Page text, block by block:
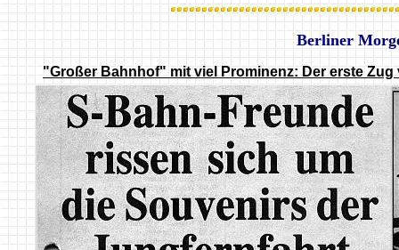
Berliner
"Großer Bahnhof" mit viel Prominenz: Der erste